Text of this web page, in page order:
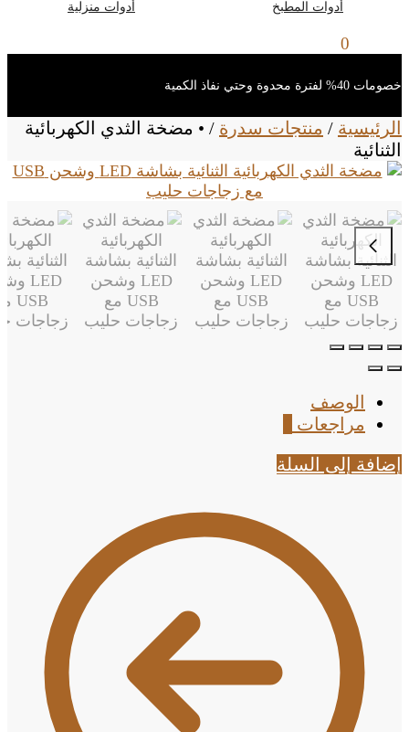
أدوات المطبخ أدوات منزلية
0
خصومات 40% لفترة محدوة وحتي نفاذ الكمية
الرئيسية / منتجات سدرة / • مضخة الثدي الكهربائية
الثنائية
الوصف
مراجعات
إضافة إلى السلة